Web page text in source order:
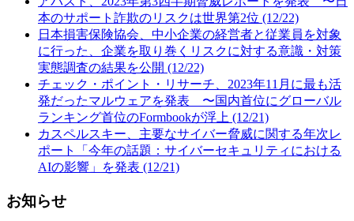
本のサポート詐欺のリスクは世界第2位 (12/22)
日本損害保険協会、中小企業の経営者と従業員を対象
に行った、企業を取り巻くリスクに対する意識・対策
実態調査の結果を公開 (12/22)
チェック・ポイント・リサーチ、2023年11月に最も活
発だったマルウェアを発表 〜国内首位にグローバル
ランキング首位のFormbookが浮上 (12/21)
カスペルスキー、主要なサイバー脅威に関する年次レ
ポート「今年の話題：サイバーセキュリティにおける
AIの影響」を発表 (12/21)
お知らせ